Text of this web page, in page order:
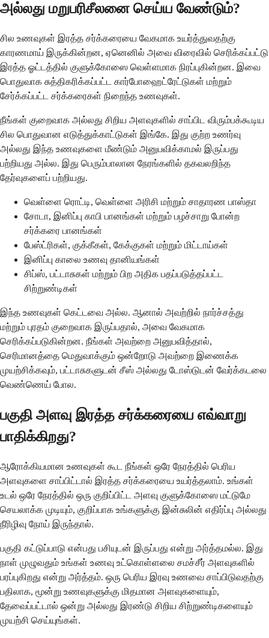
அல்லது மறுபரிசீலனை செய்ய வேண்டும்?
சில உணவுகள் இரத்த சர்க்கரையை வேகமாக உயர்த்துவதற்கு
காரணமாய் இருக்கின்றன, ஏனெனில் அவை விரைவில் செரிக்கப்பட்டு
இரத்த ஓட்டத்தில் குளுக்கோஸை வெள்ளமாக நிரப்புகின்றன. இவை
பொதுவாக சுத்திகரிக்கப்பட்ட கார்போஹைட்ரேட்டுகள் மற்றும்
சேர்க்கப்பட்ட சர்க்கரைகள் நிறைந்த உணவுகள்.
நீங்கள் குறைவாக அல்லது சிறிய அளவுகளில் சாப்பிட விரும்பக்கூடிய
சில பொதுவான எடுத்துக்காட்டுகள் இங்கே. இது குற்ற உணர்வு
அல்லது இந்த உணவுகளை மீண்டும் அனுபவிக்காமல் இருப்பது
பற்றியது அல்ல. இது பெரும்பாலான நேரங்களில் தகவலறிந்த
தேர்வுகளைப் பற்றியது.
வெள்ளை ரொட்டி, வெள்ளை அரிசி மற்றும் சாதாரண பாஸ்தா
சோடா, இனிப்பு காபி பானங்கள் மற்றும் பழச்சாறு போன்ற
சர்க்கரை பானங்கள்
பேஸ்ட்ரிகள், குக்கீகள், கேக்குகள் மற்றும் மிட்டாய்கள்
இனிப்பு காலை உணவு தானியங்கள்
சிப்ஸ், பட்டாசுகள் மற்றும் பிற அதிக பதப்படுத்தப்பட்ட
சிற்றுண்டிகள்
இந்த உணவுகள் கெட்டவை அல்ல. ஆனால் அவற்றில் நார்ச்சத்து
மற்றும் புரதம் குறைவாக இருப்பதால், அவை வேகமாக
செரிக்கப்படுகின்றன. நீங்கள் அவற்றை அனுபவித்தால்,
செரிமானத்தை மெதுவாக்கும் ஒன்றோடு அவற்றை இணைக்க
முயற்சிக்கவும், பட்டாசுகளுடன் சீஸ் அல்லது டோஸ்டுடன் வேர்க்கடலை
வெண்ணெய் போல.
பகுதி அளவு இரத்த சர்க்கரையை எவ்வாறு
பாதிக்கிறது?
ஆரோக்கியமான உணவுகள் கூட நீங்கள் ஒரே நேரத்தில் பெரிய
அளவுகளை சாப்பிட்டால் இரத்த சர்க்கரையை உயர்த்தலாம். உங்கள்
உடல் ஒரே நேரத்தில் ஒரு குறிப்பிட்ட அளவு குளுக்கோஸை மட்டுமே
செயலாக்க முடியும், குறிப்பாக உங்களுக்கு இன்சுலின் எதிர்ப்பு அல்லது
நீரிழிவு நோய் இருந்தால்.
பகுதி கட்டுப்பாடு என்பது பசியுடன் இருப்பது என்று அர்த்தமல்ல. இது
நாள் முழுவதும் உங்கள் உணவு உட்கொள்ளலை சமச்சீர் அளவுகளில்
பரப்புகிறது என்று அர்த்தம். ஒரு பெரிய இரவு உணவை சாப்பிடுவதற்கு
பதிலாக, மூன்று உணவுகளுக்கு மிதமான அளவுகளையும்,
தேவைப்பட்டால் ஒன்று அல்லது இரண்டு சிறிய சிற்றுண்டிகளையும்
முயற்சி செய்யுங்கள்.